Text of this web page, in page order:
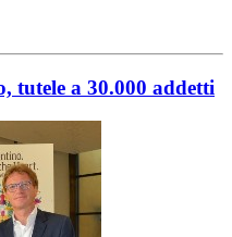
tutele a 30.000 addetti